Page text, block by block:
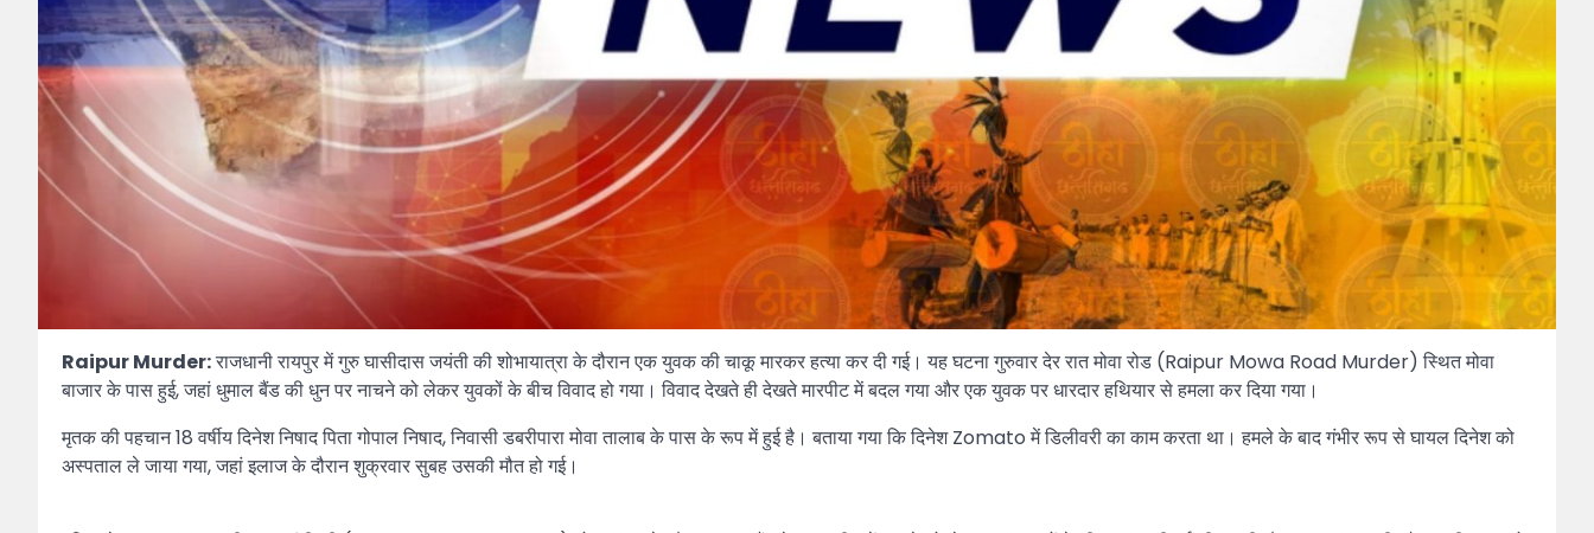
Raipur Murder:राजधानी रायपुर में गुरु घासीदास जयंती की शोभायात्रा के दौरान एक युवक की चाकू मारकर हत्या कर दी गई। यह घटना गुरुवार देर रात मोवा रोड (Raipur Mowa Road Murder) स्थित मोवा
बाजार के पास हुई, जहां धुमाल बैंड की धुन पर नाचने को लेकर युवकों के बीच विवाद हो गया। विवाद देखते ही देखते मारपीट में बदल गया और एक युवक पर धारदार हथियार से हमला कर दिया गया।
मृतक की पहचान 18 वर्षीय दिनेश निषाद पिता गोपाल निषाद, निवासी डबरीपारा मोवा तालाब के पास के रूप में हुई है। बताया गया कि दिनेश Zomato में डिलीवरी का काम करता था। हमले के बाद गंभीर रूप से घायल दिनेश को
अस्पताल ले जाया गया, जहां इलाज के दौरान शुक्रवार सुबह उसकी मौत हो गई।